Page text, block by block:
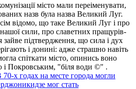
місто мали переіменувати,
назв була назва Великий Луг.
відомо, що таке Великий Луг і про
сили, про славетних пращурів-
зайве підтвердження, що сила і дух
і донині: адже страшно навіть
спіткати місто, опинись воно
і Покровським, "біля води ©" .
х годах на месте города могли
мог стать